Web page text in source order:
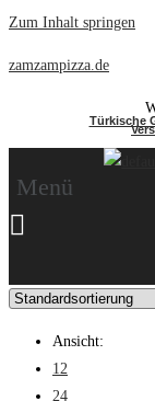
Zum Inhalt springen
zamzampizza.de
Türkische
Menü
Ansicht:
12
24